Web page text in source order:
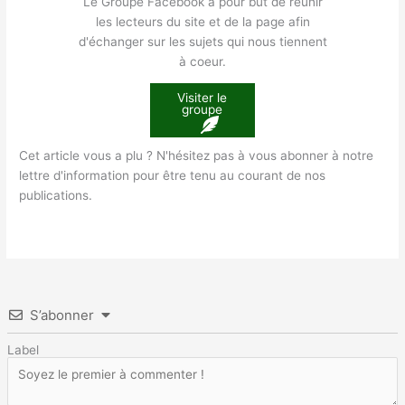
les lecteurs du site et de la page afin
d'échanger sur les sujets qui nous tiennent
à coeur.
Visiter le
groupe
Cet article vous a plu ? N'hésitez pas à vous abonner à notre
lettre d'information pour être tenu au courant de nos
publications.
S’abonner
Label